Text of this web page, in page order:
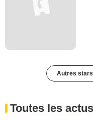
Autres
Toutes les